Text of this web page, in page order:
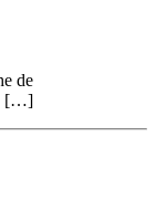
de
[…]